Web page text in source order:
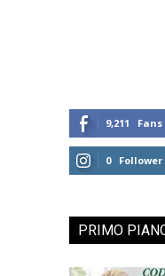
9,211 Fans
0 Follower
PRIMO